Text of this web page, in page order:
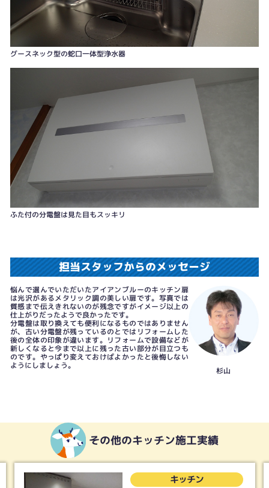
グースネック型の蛇口一体型浄水器
ふた付の分電盤は見た目もスッキリ
担当スタッフからのメッセージ
悩んで選んでいただいたアイアンブルーのキッチン扉
は光沢があるメタリック調の美しい扉です。写真では
質感まで伝えきれないのが残念ですがイメージ以上の
仕上がりだったようで良かったです。
分電盤は取り換えても便利になるものではありません
が、古い分電盤が残っているのとではリフォームした
後の全体の印象が違います。リフォームで設備などが
新しくなると今まで以上に残った古い部分が目立つも
のです。やっぱり変えておけばよかったと後悔しない
ようにしましょう。
杉山
その他のキッチン施工実績